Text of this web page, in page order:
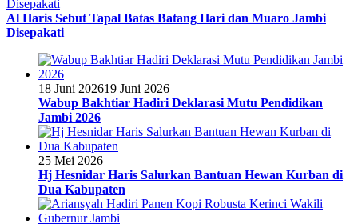
Al Haris Sebut Tapal Batas Batang Hari dan Muaro Jambi
Disepakati
18 Juni 202619 Juni 2026
Wabup Bakhtiar Hadiri Deklarasi Mutu Pendidikan
Jambi 2026
25 Mei 2026
Hj Hesnidar Haris Salurkan Bantuan Hewan Kurban di
Dua Kabupaten